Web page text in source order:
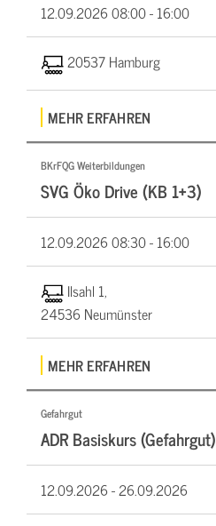
12.09.202608:00 - 16:00
20537 Hamburg
MEHR ERFAHREN
BKrFQG Weiterbildungen
SVG Öko Drive (KB 1+3)
12.09.202608:30 - 16:00
Ilsahl 1,
24536 Neumünster
MEHR ERFAHREN
Gefahrgut
ADR Basiskurs (Gefahrgut)
12.09.2026 -26.09.2026